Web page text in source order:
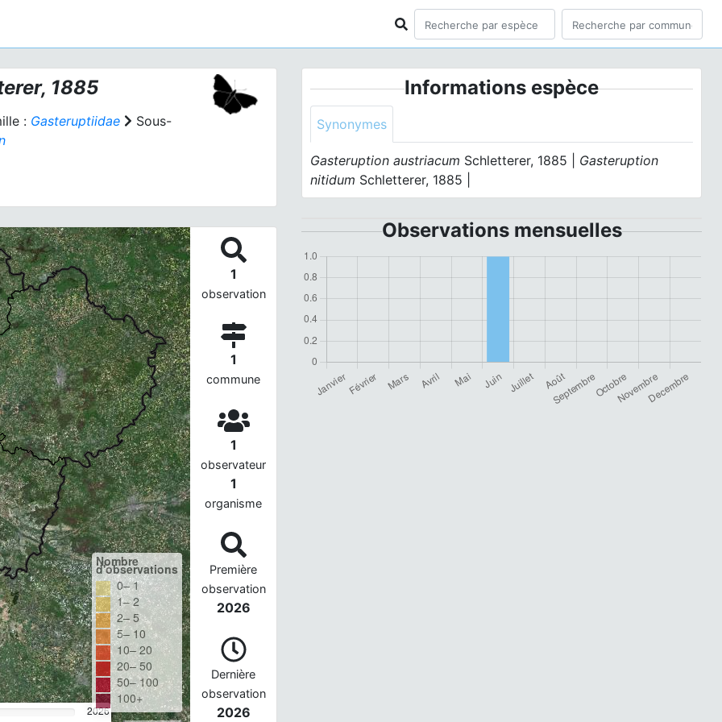
1885
: Gasteruptiidae
Sous-
2026
Nombre
d'observations
0– 1
1– 2
2– 5
5– 10
10– 20
20– 50
50– 100
100+
1
observation
1
commune
1
observateur
1
organisme
Première
observation
2026
Dernière
observation
2026
Informations espèce
Synonymes
Gasteruption austriacum Schletterer, 1885 | Gasteruption
nitidum Schletterer, 1885 |
Observations mensuelles